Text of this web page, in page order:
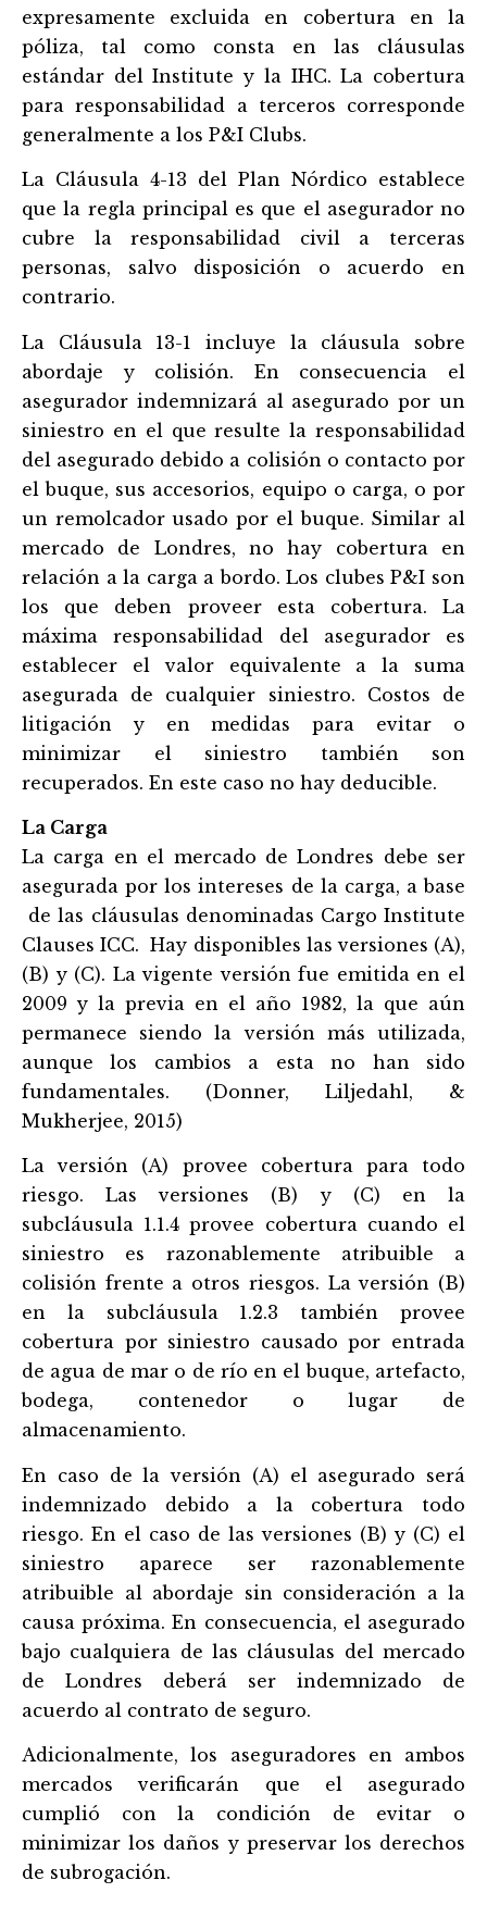
expresamente excluida en cobertura en la
póliza, tal como consta en las cláusulas
estándar del Institute y la IHC. La cobertura
para responsabilidad a terceros corresponde
generalmente a los P&I Clubs.
La Cláusula 4-13 del Plan Nórdico establece
que la regla principal es que el asegurador no
cubre la responsabilidad civil a terceras
personas, salvo disposición o acuerdo en
contrario.
La Cláusula 13-1 incluye la cláusula sobre
abordaje y colisión. En consecuencia el
asegurador indemnizará al asegurado por un
siniestro en el que resulte la responsabilidad
del asegurado debido a colisión o contacto por
el buque, sus accesorios, equipo o carga, o por
un remolcador usado por el buque. Similar al
mercado de Londres, no hay cobertura en
relación a la carga a bordo. Los clubes P&I son
los que deben proveer esta cobertura. La
máxima responsabilidad del asegurador es
establecer el valor equivalente a la suma
asegurada de cualquier siniestro. Costos de
litigación y en medidas para evitar o
minimizar el siniestro también son
recuperados. En este caso no hay deducible.
La Carga
La carga en el mercado de Londres debe ser
asegurada por los intereses de la carga, a base
de las cláusulas denominadas Cargo Institute
Clauses ICC. Hay disponibles las versiones (A),
(B) y (C). La vigente versión fue emitida en el
2009 y la previa en el año 1982, la que aún
permanece siendo la versión más utilizada,
aunque los cambios a esta no han sido
fundamentales. (Donner, Liljedahl, &
Mukherjee, 2015)
La versión (A) provee cobertura para todo
riesgo. Las versiones (B) y (C) en la
subcláusula 1.1.4 provee cobertura cuando el
siniestro es razonablemente atribuible a
colisión frente a otros riesgos. La versión (B)
en la subcláusula 1.2.3 también provee
cobertura por siniestro causado por entrada
de agua de mar o de río en el buque, artefacto,
bodega, contenedor o lugar de
almacenamiento.
En caso de la versión (A) el asegurado será
indemnizado debido a la cobertura todo
riesgo. En el caso de las versiones (B) y (C) el
siniestro aparece ser razonablemente
atribuible al abordaje sin consideración a la
causa próxima. En consecuencia, el asegurado
bajo cualquiera de las cláusulas del mercado
de Londres deberá ser indemnizado de
acuerdo al contrato de seguro.
Adicionalmente, los aseguradores en ambos
mercados verificarán que el asegurado
cumplió con la condición de evitar o
minimizar los daños y preservar los derechos
de subrogación.